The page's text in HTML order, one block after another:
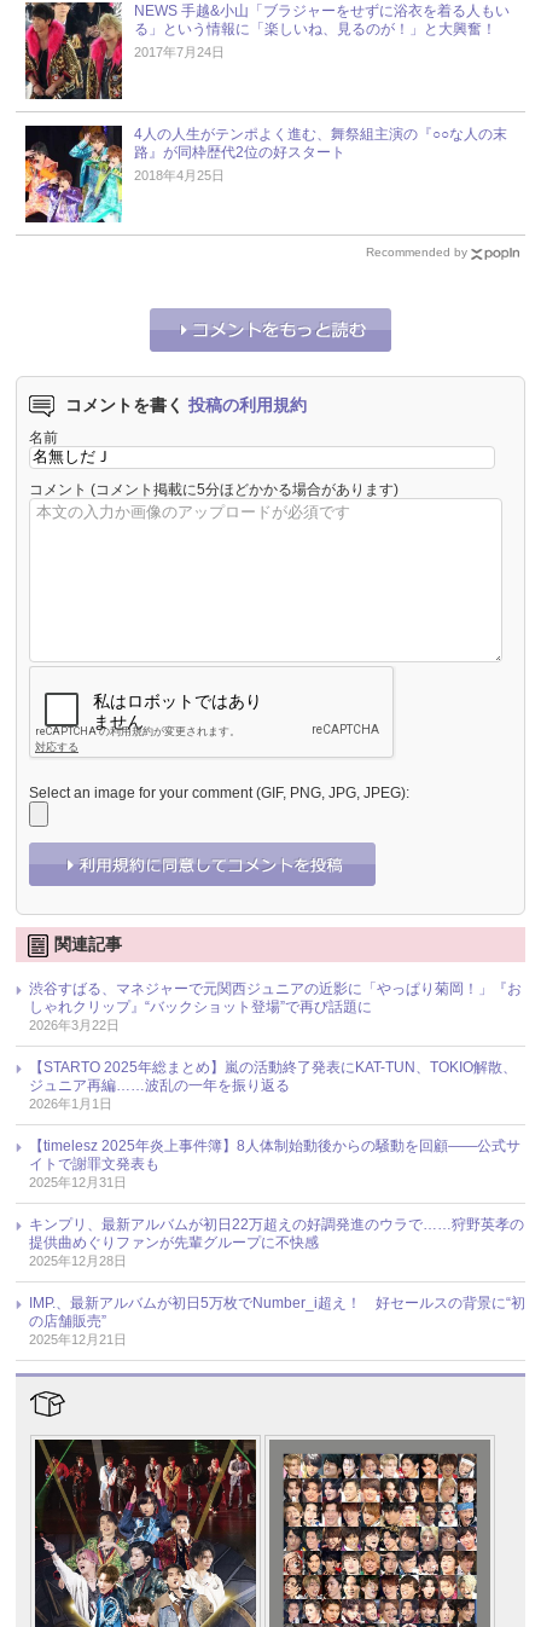
NEWS 手越&小山「ブラジャーをせずに浴衣を着る人もい
る」という情報に「楽しいね、見るのが！」と大興奮！
2017年7月24日
4人の人生がテンポよく進む、舞祭組主演の『○○な人の末
路』が同枠歴代2位の好スタート
2018年4月25日
Recommended by
コメントを書く 投稿の利用規約
名前
コメント (コメント掲載に5分ほどかかる場合があります)
Select an image for your comment (GIF, PNG, JPG, JPEG):
関連記事
渋谷すばる、マネジャーで元関西ジュニアの近影に「やっぱり菊岡！」『お
しゃれクリップ』“バックショット登場”で再び話題に
2026年3月22日
【STARTO 2025年総まとめ】嵐の活動終了発表にKAT-TUN、TOKIO解散、
ジュニア再編……波乱の一年を振り返る
2026年1月1日
【timelesz 2025年炎上事件簿】8人体制始動後からの騒動を回顧――公式サ
イトで謝罪文発表も
2025年12月31日
キンプリ、最新アルバムが初日22万超えの好調発進のウラで……狩野英孝の
提供曲めぐりファンが先輩グループに不快感
2025年12月28日
IMP.、最新アルバムが初日5万枚でNumber_i超え！ 好セールスの背景に“初
の店舗販売”
2025年12月21日